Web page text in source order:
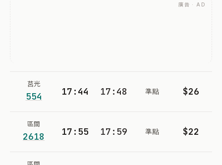
廣告 · AD
莒光
554 17:44 17:48 準點 $26
區間
2618 17:55 17:59 準點 $22